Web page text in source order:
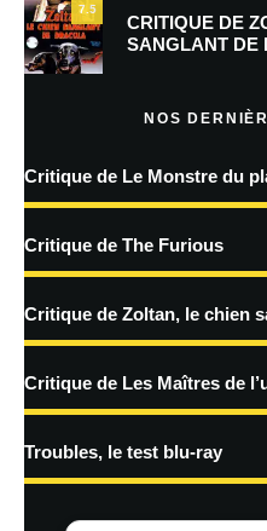
Prévenez-moi de tous les nouveaux
Prévenez-moi de tous les nouveaux
traitées
7.5
CRITIQUE DE
SANGLANT DE
NOS
Critique de Le Monstre du
Critique de The Furious
Critique de Zoltan, le chien
Critique de Les Maîtres de
Troubles, le test blu-ray